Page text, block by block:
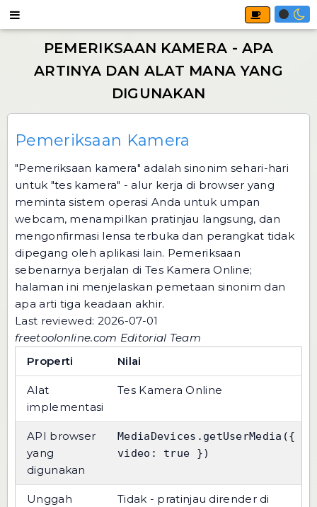
Pemeriksaan Kamera
"Pemeriksaan kamera" adalah sinonim sehari-hari
untuk "tes kamera" - alur kerja di browser yang
meminta sistem operasi Anda untuk umpan
webcam, menampilkan pratinjau langsung, dan
mengonfirmasi lensa terbuka dan perangkat tidak
dipegang oleh aplikasi lain. Pemeriksaan
sebenarnya berjalan di Tes Kamera Online;
halaman ini menjelaskan pemetaan sinonim dan
apa arti tiga keadaan akhir.
Last reviewed: 2026-07-01
freetoolonline.com Editorial Team
Properti
Nilai
Alat
implementasi
Tes Kamera Online
API browser
yang
digunakan
MediaDevices.getUserMedia({
video: true })
Unggah
Tidak - pratinjau dirender di